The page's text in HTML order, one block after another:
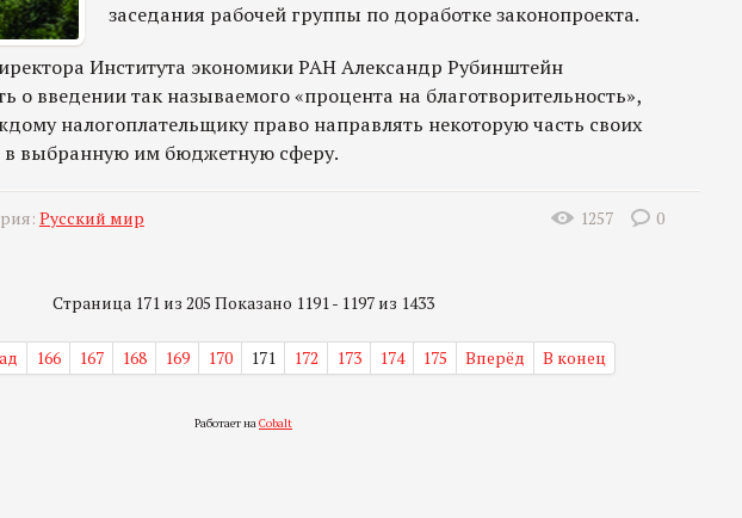
заседания рабочей группы по доработке законопроекта.
Института экономики РАН Александр Рубинштейн
о введении так называемого «процента на благотворительность»,
налогоплательщику право направлять некоторую часть своих
в выбранную им бюджетную сферу.
Русский мир 1257 0
Страница 171 из 205 Показано 1191 - 1197 из 1433
166 167 168 169 170 171 172 173 174 175 Вперёд В конец
Работает наCobalt